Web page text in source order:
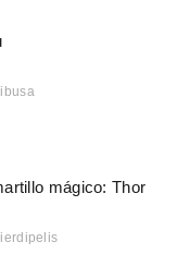
mágico: Thor